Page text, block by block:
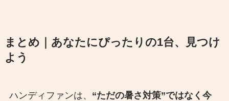
まとめ｜あなたにぴったりの1台、見つけ
よう
ハンディファンは、 “ただの暑さ対策”ではなく今